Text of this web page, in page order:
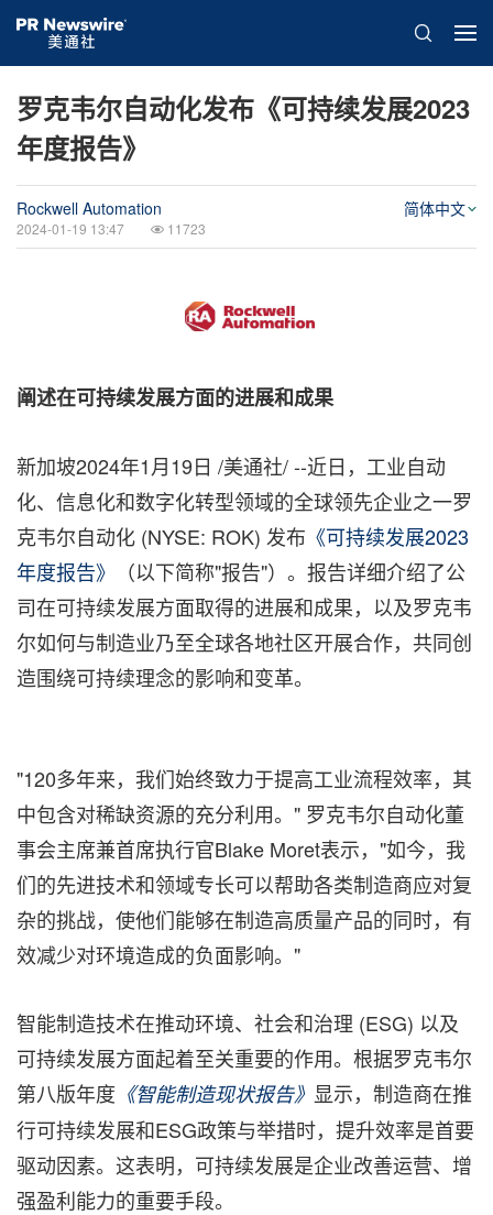
罗克韦尔自动化发布《可持续发展2023
年度报告》
Rockwell Automation
2024-01-19 13:47 11723
简体中文
阐述在可持续发展方面的进展和成果
新加坡2024年1月19日 /美通社/ --近日，工业自动
化、信息化和数字化转型领域的全球领先企业之一罗
克韦尔自动化 (NYSE: ROK) 发布 《可持续发展2023
年度报告》
（以下简称"报告"）。报告详细介绍了公
司在可持续发展方面取得的进展和成果，以及罗克韦
尔如何与制造业乃至全球各地社区开展合作，共同创
造围绕可持续理念的影响和变革。
"120多年来，我们始终致力于提高工业流程效率，其
中包含对稀缺资源的充分利用。" 罗克韦尔自动化董
事会主席兼首席执行官Blake Moret表示，"如今，我
们的先进技术和领域专长可以帮助各类制造商应对复
杂的挑战，使他们能够在制造高质量产品的同时，有
效减少对环境造成的负面影响。"
智能制造技术在推动环境、社会和治理 (ESG) 以及
可持续发展方面起着至关重要的作用。根据罗克韦尔
第八版年度 《智能制造现状报告》 显示，制造商在推
行可持续发展和ESG政策与举措时，提升效率是首要
驱动因素。这表明，可持续发展是企业改善运营、增
强盈利能力的重要手段。